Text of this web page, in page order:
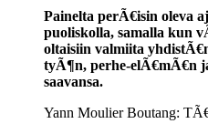
Painelta perÃ€isin oleva
puoliskolla, samalla kun
oltaisiin valmiita
tyÃ¶n, perhe-elÃ€mÃ€n
saavansa.
Yann Moulier Boutang: